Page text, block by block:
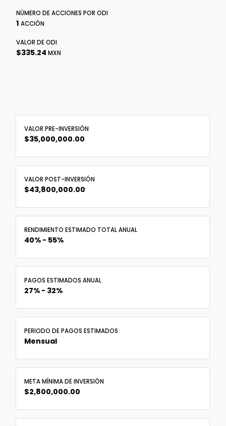
NÚMERO DE ACCIONES POR ODI
1 ACCIÓN
VALOR DE ODI
$335.24 MXN
VALOR PRE-INVERSIÓN
$35,000,000.00
VALOR POST-INVERSIÓN
$43,800,000.00
RENDIMIENTO ESTIMADO TOTAL ANUAL
40% - 55%
PAGOS ESTIMADOS ANUAL
27% - 32%
PERIODO DE PAGOS ESTIMADOS
Mensual
META MÍNIMA DE INVERSIÓN
$2,800,000.00